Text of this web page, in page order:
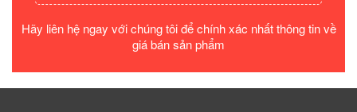
Hãy liên hệ ngay với chúng tôi để chính xác nhất thông tin về
giá bán sản phẩm